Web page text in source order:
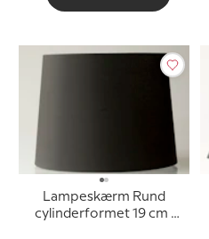
Lampeskærm Rund
cylinderformet 19 cm i